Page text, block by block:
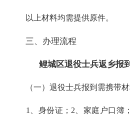
以上材料均需提供原件。
三、办理流程
鲤城区退役士兵返乡报
（一）退役士兵报到需携带
1、身份证；2、家庭户口簿；